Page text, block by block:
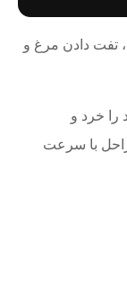
تفت دادن مرغ و
را خرد و
با سرعت